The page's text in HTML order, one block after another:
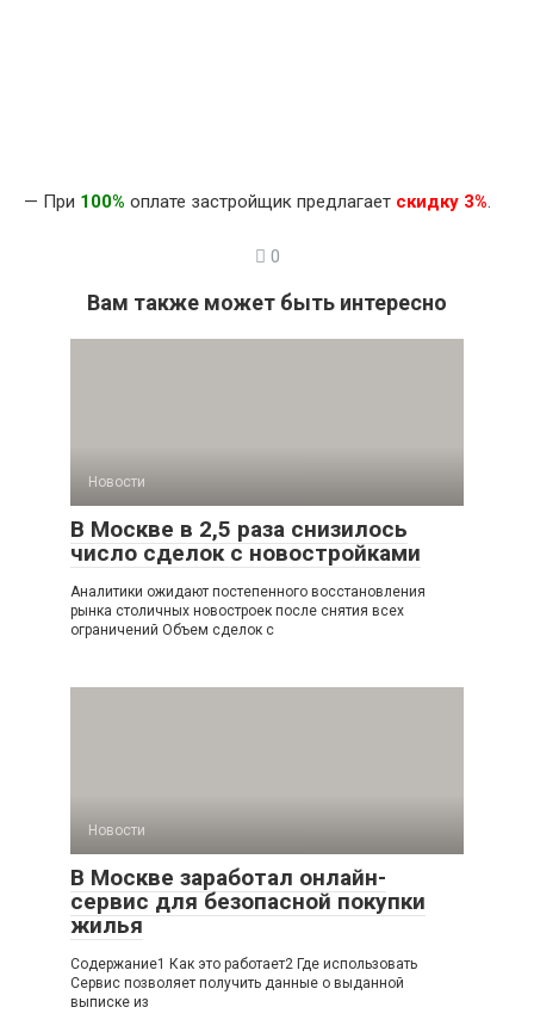
— При 100% оплате застройщик предлагает скидку 3%.
0
Вам также может быть интересно
Новости
В Москве в 2,5 раза снизилось
число сделок с новостройками
Аналитики ожидают постепенного восстановления
рынка столичных новостроек после снятия всех
ограничений Объем сделок с
Новости
В Москве заработал онлайн-
сервис для безопасной покупки
жилья
Содержание1 Как это работает2 Где использовать
Сервис позволяет получить данные о выданной
выписке из